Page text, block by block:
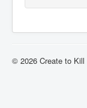
© 2026 Create to Kill